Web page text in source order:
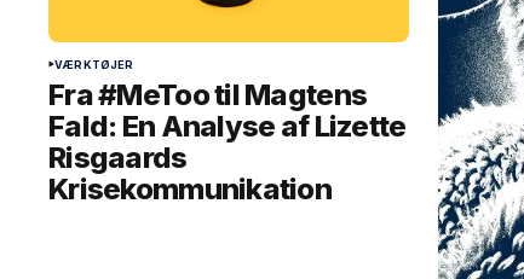
VÆRKTØJER
Fra #MeToo til Magtens
Fald: En Analyse af Lizette
Risgaards
Krisekommunikation